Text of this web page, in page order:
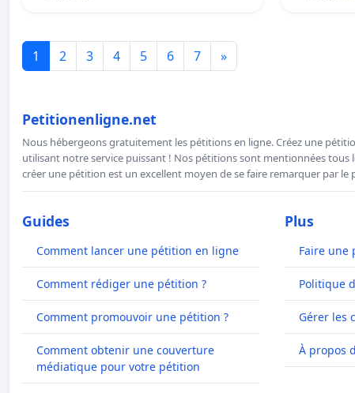
1 2 3 4 5 6 7 »
Petitionenligne.net
Nous hébergeons gratuitement les pétitions en ligne. Créez une
utilisant notre service puissant ! Nos pétitions sont mentionnées tous
créer une pétition est un excellent moyen de se faire remarquer par le
Guides
Comment lancer une pétition en ligne
Comment rédiger une pétition ?
Comment promouvoir une pétition ?
Comment obtenir une couverture
médiatique pour votre pétition
Plus
Faire une
Politique
Gérer les
À propos